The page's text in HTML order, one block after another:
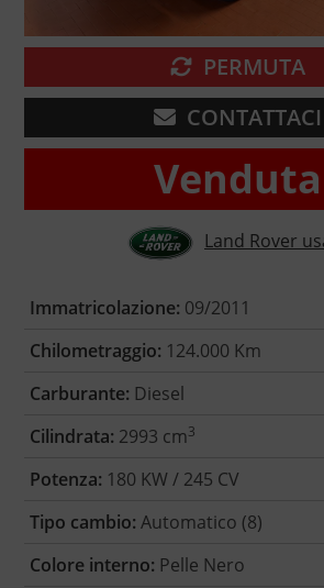
PERMUTA
CONTATTACI
Venduta
Land Rover
Immatricolazione: 09/2011
Chilometraggio: 124.000 Km
Carburante: Diesel
Cilindrata: 2993 cm3
Potenza: 180 KW / 245 CV
Tipo cambio: Automatico (8)
Colore interno: Pelle Nero